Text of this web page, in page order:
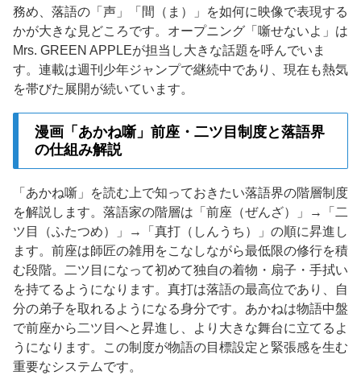
務め、落語の「声」「間（ま）」を如何に映像で表現する
かが大きな見どころです。オープニング「噺せないよ」は
Mrs. GREEN APPLEが担当し大きな話題を呼んでいま
す。連載は週刊少年ジャンプで継続中であり、現在も熱気
を帯びた展開が続いています。
漫画「あかね噺」前座・二ツ目制度と落語界
の仕組み解説
「あかね噺」を読む上で知っておきたい落語界の階層制度
を解説します。落語家の階層は「前座（ぜんざ）」→「二
ツ目（ふたつめ）」→「真打（しんうち）」の順に昇進し
ます。前座は師匠の雑用をこなしながら最低限の修行を積
む段階。二ツ目になって初めて独自の着物・扇子・手拭い
を持てるようになります。真打は落語の最高位であり、自
分の弟子を取れるようになる身分です。あかねは物語中盤
で前座から二ツ目へと昇進し、より大きな舞台に立てるよ
うになります。この制度が物語の目標設定と緊張感を生む
重要なシステムです。